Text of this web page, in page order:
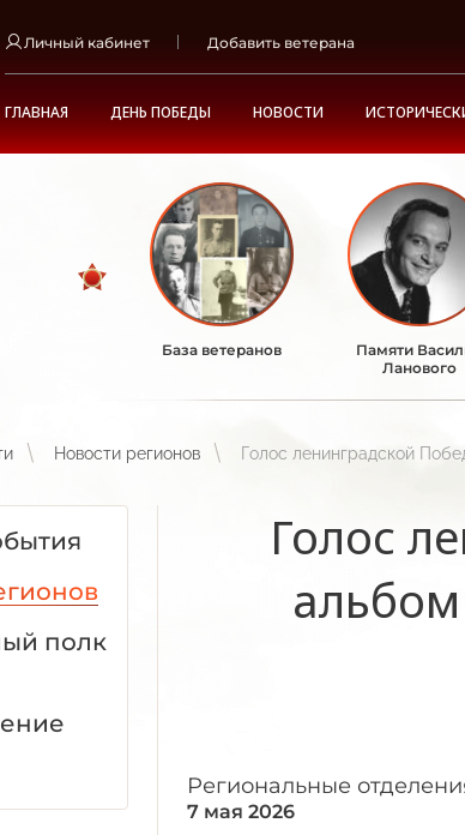
Личный кабинет Добавить ветерана
ГЛАВНАЯ ДЕНЬ ПОБЕДЫ НОВОСТИ
База ветеранов
Памяти
Ланового
Новости регионов Голос ленинградской
полк
Голос
Региональные
7 мая 2026